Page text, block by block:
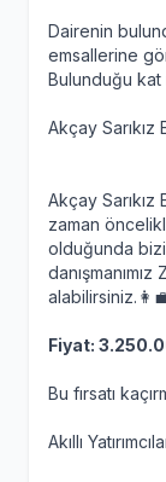
Dairenin
emsallerine
Bulunduğu kat
Akçay Sarıkız
Akçay
zaman
olduğunda
Fiyat:
Bu fırsatı
Akıllı